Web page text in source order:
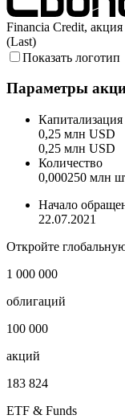
Financia Credit,
(Last)
Показать логотип
Параметры
Капитализация
0,25 млн USD
0,25 млн USD
Количество
0,000250 млн
Начало
22.07.2021
Откройте
1 000 000
облигаций
100 000
акций
183 824
ETF & Funds